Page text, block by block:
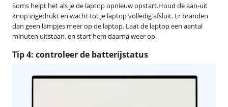
Soms helpt het als je de laptop opnieuw opstart.Houd de aan-uit
knop ingedrukt en wacht tot je laptop volledig afsluit. Er branden
dan geen lampjes meer op de laptop. Laat de laptop een aantal
minuten uitstaan, en start hem daarna weer op.
Tip 4: controleer de batterijstatus